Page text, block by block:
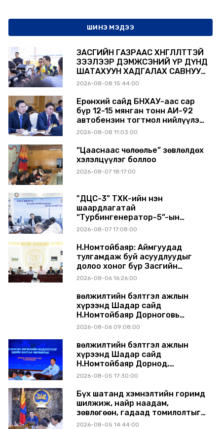
ШИНЭ МЭДЭЭ
ЗАСГИЙН ГАЗРААС ХӨНГӨЛӨЛТТЭЙ
ЗЭЭЛЭЭР ДЭМЖСЭНИЙ ҮР ДҮНД
ШАТАХУУН ХАДГАЛАХ САВНУУД
ЭХНЭЭСЭЭ АШИГЛАЛТАД ОРЖ
2026-08-08 15:44:00
Ерөнхий сайд БНХАУ-аас сар
бүр 12-15 мянган тонн АИ-92
автобензин тогтмол нийлүүлэх
хүсэлт тавилаа
2026-08-08 11:03:00
“Цааснаас чөлөөлье” зөвлөлдөх
хэлэлцүүлэг боллоо
2026-08-07 18:17:00
"ДЦС-3” ТӨХК-ийн нэн
шаардлагатай
“Турбингенератор-5”-ын
шинэчлэлийн төсвийг
2026-08-07 17:08:00
Н.Номтойбаяр: Аймгуудад
тулгамдаж буй асуудлуудыг
долоо хоног бүр Засгийн
газрын хуралдаанд
2026-08-06 16:26:00
Өвөлжилтийн бэлтгэл ажлын
хүрээнд Шадар сайд
Н.Номтойбаяр Дорноговь
аймагт ажиллав
2026-08-06 09:08:00
Өвөлжилтийн бэлтгэл ажлын
хүрээнд Шадар сайд
Н.Номтойбаяр Дорнод,
Сүхбаатар аймагт ажиллав
2026-08-05 17:30:00
Бүх шатанд хэмнэлтийн горимд
шилжиж, найр наадам,
зөвлөгөөн, гадаад томилолтыг
хориглолоо
2026-08-05 14:44:00